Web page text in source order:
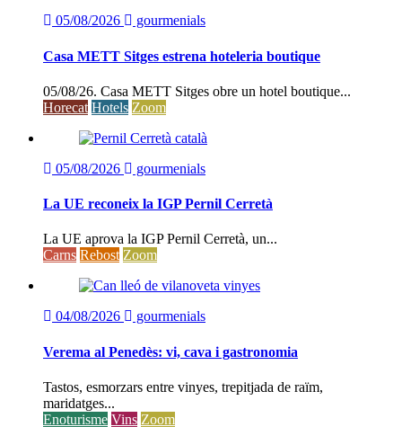
05/08/2026 gourmenials
Casa METT Sitges estrena hoteleria boutique
05/08/26. Casa METT Sitges obre un hotel boutique...
Horecat Hotels Zoom
05/08/2026 gourmenials
La UE reconeix la IGP Pernil Cerretà
La UE aprova la IGP Pernil Cerretà, un...
Carns Rebost Zoom
04/08/2026 gourmenials
Verema al Penedès: vi, cava i gastronomia
Tastos, esmorzars entre vinyes, trepitjada de raïm,
maridatges...
Enoturisme Vins Zoom